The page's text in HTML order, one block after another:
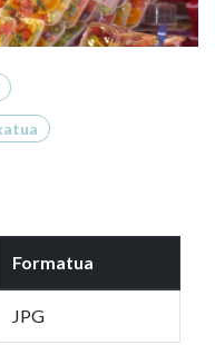
Formatua
JPG